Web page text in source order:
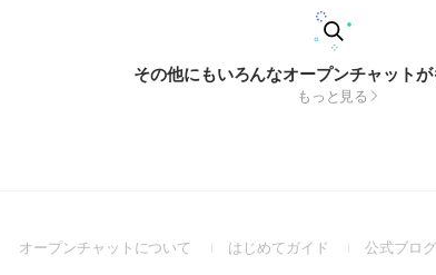
その他にもいろんなオープンチャット
もっと見る
オープンチャットについて
(Openはじめてガイド
(Open公式ブログ